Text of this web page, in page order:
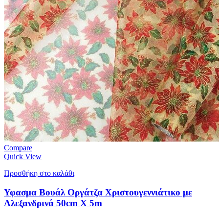
Compare
Quick View
Προσθήκη στο καλάθι
Υφασμα Βουάλ Οργάτζα Χριστουγεννιάτικο με
Αλεξανδρινά 50cm X 5m